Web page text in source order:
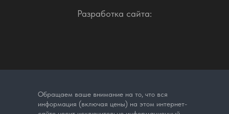
Разработка сайта:
Обращаем ваше внимание на то, что вся
информация (включая цены) на этом интернет-